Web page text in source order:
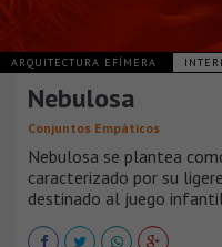
ARQUITECTURA EFÍMERA
Nebulosa
Conjuntos Empáticos
Nebulosa se plantea
caracterizado por su
destinado al juego